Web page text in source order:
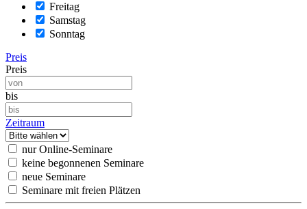
Freitag
Samstag
Sonntag
Preis
Preis
bis
Zeitraum
nur Online-Seminare
keine begonnenen Seminare
neue Seminare
Seminare mit freien Plätzen